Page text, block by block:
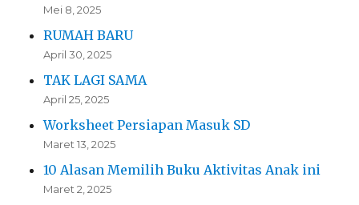
Mei 8, 2025
RUMAH BARU
April 30, 2025
TAK LAGI SAMA
April 25, 2025
Worksheet Persiapan Masuk SD
Maret 13, 2025
10 Alasan Memilih Buku Aktivitas Anak ini
Maret 2, 2025